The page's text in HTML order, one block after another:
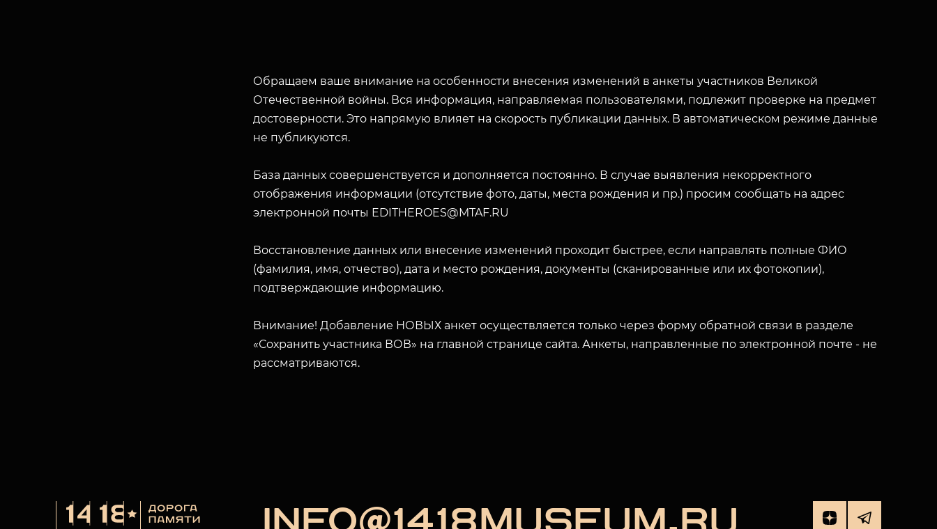
Обращаем ваше внимание на особенности внесения изменений в анкеты участников Великой
Отечественной войны. Вся информация, направляемая пользователями, подлежит проверке на предмет
достоверности. Это напрямую влияет на скорость публикации данных. В автоматическом режиме данные
не публикуются.
База данных совершенствуется и дополняется постоянно. В случае выявления некорректного
отображения информации (отсутствие фото, даты, места рождения и пр.) просим сообщать на адрес
электронной почты EDITHEROES@MTAF.RU
Восстановление данных или внесение изменений проходит быстрее, если направлять полные ФИО
(фамилия, имя, отчество), дата и место рождения, документы (сканированные или их фотокопии),
подтверждающие информацию.
Внимание! Добавление НОВЫХ анкет осуществляется только через форму обратной связи в разделе
«Сохранить участника ВОВ» на главной странице сайта. Анкеты, направленные по электронной почте - не
рассматриваются.